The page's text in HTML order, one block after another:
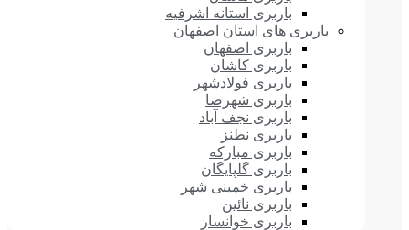
باربری استانه اشرفیه
باربری های استان اصفهان
باربری اصفهان
باربری کاشان
باربری فولادشهر
باربری شهرضا
باربری نجف آباد
باربری نطنز
باربری مبارکه
باربری گلپایگان
باربری خمینی شهر
باربری نائین
باربری خوانسار